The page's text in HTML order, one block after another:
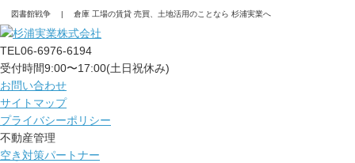
図書館戦争 | 倉庫 工場の賃貸 売買、土地活用のことなら 杉浦実業へ
TEL 06-6976-6194
受付時間9:00〜17:00(土日祝休み)
お問い合わせ
サイトマップ
プライバシーポリシー
不動産管理
空き対策パートナー